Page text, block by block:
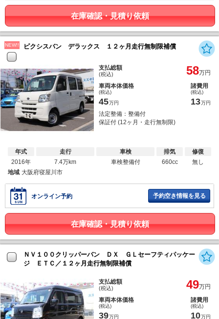
在庫確認・見積り依頼
NEW!! ピクシスバン デラックス １２ヶ月走行無制限補償
支払総額
(税込) 58万円
車両本体価格
(税込)
45万円
諸費用
(税込)
13万円
法定整備：整備付
保証付 (12ヶ月・走行無制限)
年式
2016年
走行
7.4万km
車検
車検整備付
排気
660cc
修復
無し
地域 大阪府寝屋川市
オンライン予約 予約空き情報を見る
在庫確認・見積り依頼
ＮＶ１００クリッパーバン ＤＸ ＧＬセーフティパッケー
ジ ＥＴＣ／１２ヶ月走行無制限補償
支払総額
(税込) 49万円
車両本体価格
(税込)
39万円
諸費用
(税込)
10万円